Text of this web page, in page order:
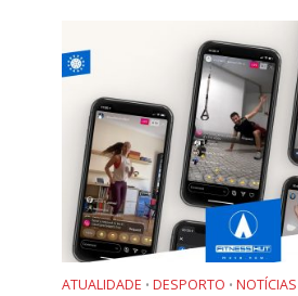
ATUALIDADE • DESPORTO • NOTÍCIAS